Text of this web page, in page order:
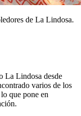
de La Lindosa.
La Lindosa desde
varios de los
que pone en